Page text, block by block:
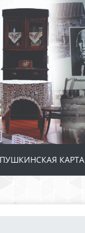
ПУШКИНСКАЯ КАРТА